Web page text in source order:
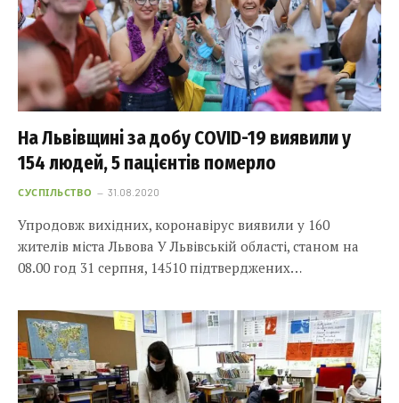
На Львівщині за добу COVID-19 виявили у
154 людей, 5 пацієнтів померло
СУСПІЛЬСТВО 31.08.2020
Упродовж вихідних, коронавірус виявили у 160
жителів міста Львова У Львівській області, станом на
08.00 год 31 серпня, 14510 підтверджених…